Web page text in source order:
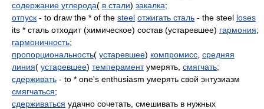
содержание углерода( в стали) закалка;
отпуск - to draw the * of the steel отжигать сталь - the steel loses
its * сталь отходит (химическое) состав (устаревшее) гармония;
гармоничность;
пропорциональность( устаревшее) компромисс средняя
линия( устаревшее) темпераментумерять, смягчать;
сдерживать - to * one's enthusiasm умерять свой энтузиазм
смягчаться;
сдерживаться удачно сочетать, смешивать в нужных